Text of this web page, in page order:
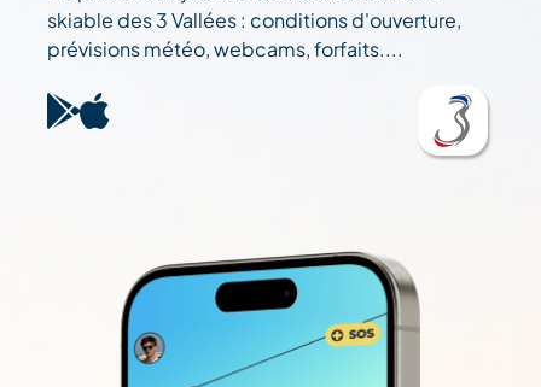
skiable des 3 Vallées : conditions d'ouverture,
prévisions météo, webcams, forfaits....